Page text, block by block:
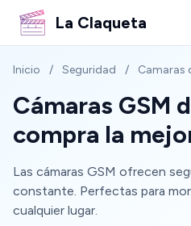
La Claqueta
Inicio / Seguridad / Camaras
Cámaras GSM
compra la
Las cámaras GSM ofrecen
constante. Perfectas para
cualquier lugar.